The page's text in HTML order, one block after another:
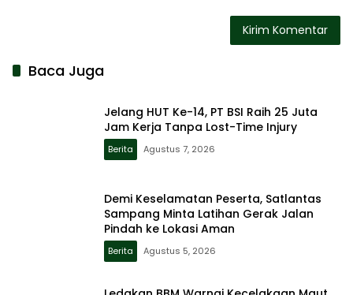
Baca Juga
Jelang HUT Ke-14, PT BSI Raih 25 Juta
Jam Kerja Tanpa Lost-Time Injury
Berita Agustus 7, 2026
Demi Keselamatan Peserta, Satlantas
Sampang Minta Latihan Gerak Jalan
Pindah ke Lokasi Aman
Berita Agustus 5, 2026